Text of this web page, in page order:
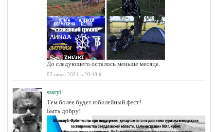
До следующего осталось меньше месяца.
02 июля 2024 в 20:40 #
staryi
Тем более будет юбилейный фест!
Быть добру!